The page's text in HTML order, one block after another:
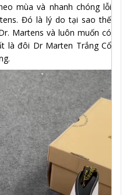
mùa và nhanh chóng lỗi
Đó là lý do tại sao thế
Martens và luôn muốn có
là đôi Dr Marten Trắng Cổ